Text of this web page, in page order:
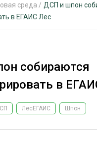
РЕКЛАМОДАТЕЛЯМ
среда / ДСП и шпон
в ЕГАИС Лес
собираются
в
ЛесЕГАИС Шпон